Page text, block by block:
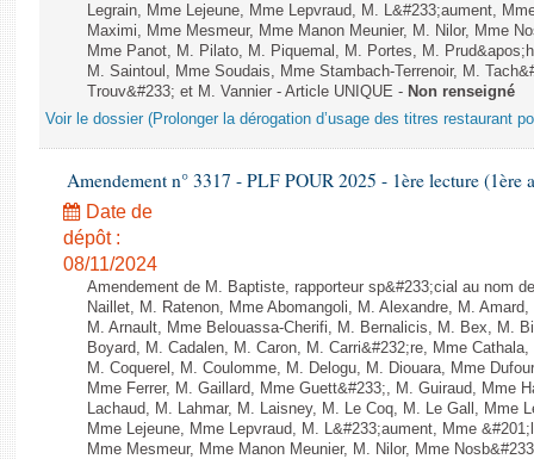
Legrain, Mme Lejeune, Mme Lepvraud, M. L&#233;aument,
Maximi, Mme Mesmeur, Mme Manon Meunier, M. Nilor, Mme
Mme Panot, M. Pilato, M. Piquemal, M. Portes, M.
M. Saintoul, Mme Soudais, Mme Stambach-Terrenoir, M.
Trouv&#233; et M. Vannier - Article UNIQUE - Non renseigné
Voir le dossier (Prolonger la dérogation d’usage des titres restaurant
Amendement n° 3317 - PLF POUR 2025 - 1ère lecture (1ère
Date de
dépôt :
08/11/2024
Amendement de M. Baptiste, rapporteur sp&#233;cial au nom
Naillet, M. Ratenon, Mme Abomangoli, M. Alexandre, M.
M. Arnault, Mme Belouassa-Cherifi, M. Bernalicis, M. Bex, M.
Boyard, M. Cadalen, M. Caron, M. Carri&#232;re, Mme
M. Coquerel, M. Coulomme, M. Delogu, M. Diouara, Mme
Mme Ferrer, M. Gaillard, Mme Guett&#233;, M. Guiraud, Mme
Lachaud, M. Lahmar, M. Laisney, M. Le Coq, M. Le Gall, Mme
Mme Lejeune, Mme Lepvraud, M. L&#233;aument, Mme
Mme Mesmeur, Mme Manon Meunier, M. Nilor, Mme